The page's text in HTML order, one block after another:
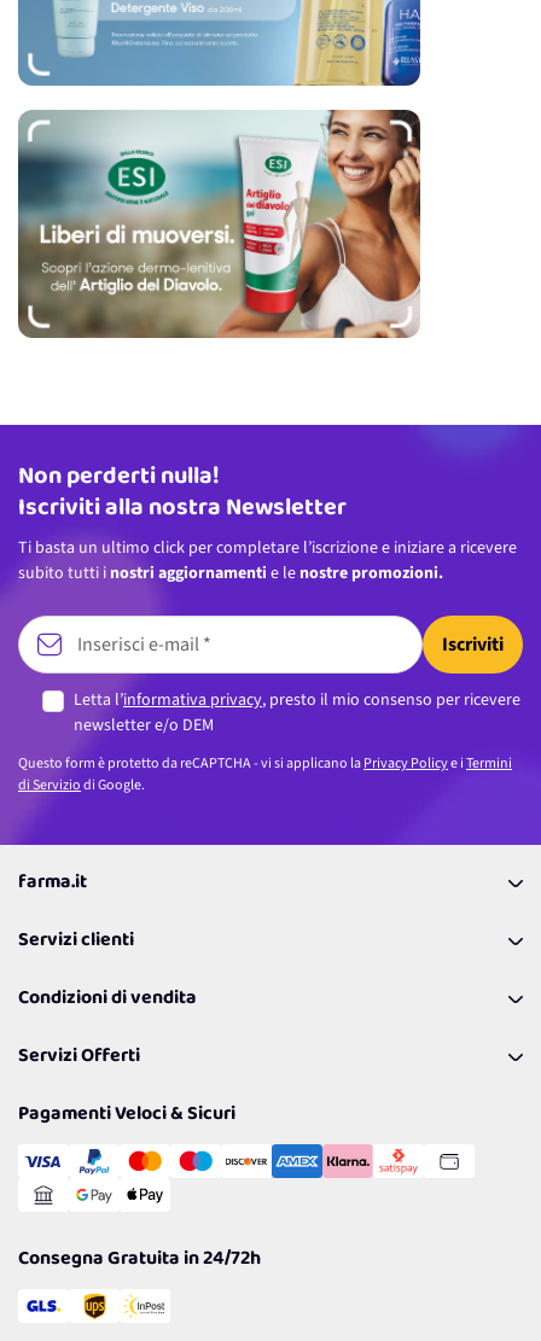
Indirizzo email
Non perderti nulla!
Iscriviti alla nostra Newsletter
Ti basta un ultimo click per completare l’iscrizione e iniziare a ricevere
subito tutti i nostri aggiornamenti e le nostre promozioni.
Iscriviti
Letta l’informativa privacy, presto il mio consenso per ricevere
newsletter e/o DEM
Questo form è protetto da reCAPTCHA - vi si applicano laPrivacy Policye iTermini
di Serviziodi Google.
farma.it
Coupon
Lavora con noi
Politiche per la parità di genere
Servizi clienti
Richiamami
Resi
Condizioni di vendita
Spedizioni
Cookie Policy
Gestisci Cookie
Servizi Offerti
Reso Facile e Veloce
Pagamenti Veloci & Sicuri
Consegna Gratuita in 24/72h